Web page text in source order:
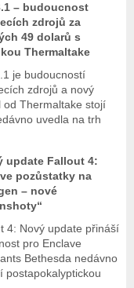
– budoucnost
zdrojů za
49 dolarů s
Thermaltake
je budoucností
zdrojů a nový
od Thermaltake stojí
uvedla na trh
update Fallout 4:
pozůstatky na
– nové
4: Nový update přináší
pro Enclave
Bethesda nedávno
postapokalyptickou